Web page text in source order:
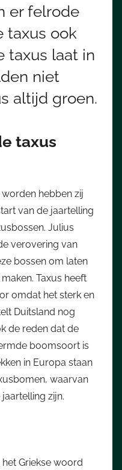
er felrode
taxus ook
taxus laat in
niet
altijd groen.
taxus
hebben zij
van de jaartelling
Julius
verovering van
bossen om laten
Taxus heeft
omdat het sterk en
Duitsland nog
de reden dat de
boomsoort is
in Europa staan
waarvan
zijn.
Griekse woord